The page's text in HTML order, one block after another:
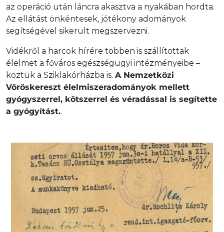
az operáció után láncra akasztva a nyakában hordta.
Az ellátást önkéntesek, jótékony adományok
segítségével sikerült megszervezni.
Vidékről a harcok hírére többen is szállítottak
élelmet a főváros egészségügyi intézményeibe –
köztük a Sziklakórházba is. A Nemzetközi
Vöröskereszt élelmiszeradományok mellett
gyógyszerrel, kötszerrel és véradással is segítette
a gyógyítást..
Dokumentum dr. Boros Vida munkájának
felfüggesztéséről